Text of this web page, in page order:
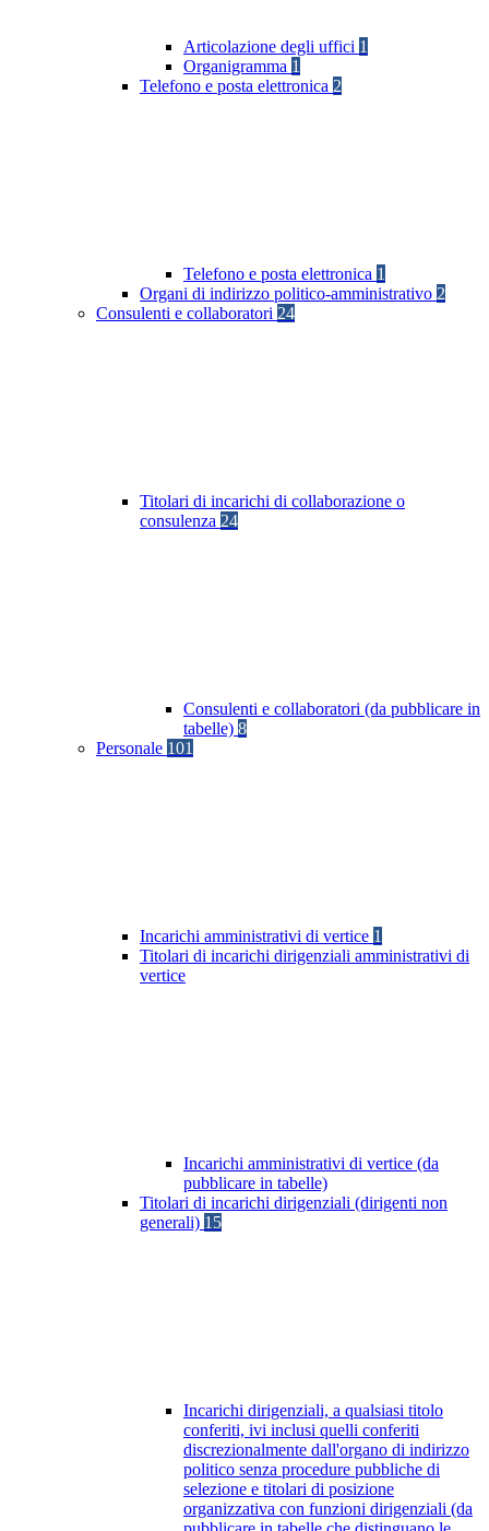
Articolazione degli uffici 1
Organigramma 1
Telefono e posta elettronica 2
Telefono e posta elettronica 1
Organi di indirizzo politico-amministrativo 2
Consulenti e collaboratori 24
Titolari di incarichi di collaborazione o
consulenza 24
Consulenti e collaboratori (da pubblicare in
tabelle) 8
Personale 101
Incarichi amministrativi di vertice 1
Titolari di incarichi dirigenziali amministrativi di
vertice
Incarichi amministrativi di vertice (da
pubblicare in tabelle)
Titolari di incarichi dirigenziali (dirigenti non
generali) 15
Incarichi dirigenziali, a qualsiasi titolo
conferiti, ivi inclusi quelli conferiti
discrezionalmente dall'organo di indirizzo
politico senza procedure pubbliche di
selezione e titolari di posizione
organizzativa con funzioni dirigenziali (da